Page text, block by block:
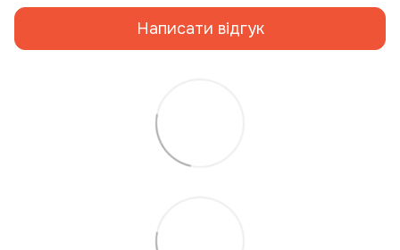
Написати відгук